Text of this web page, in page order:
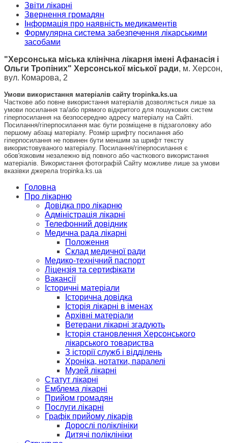
Звіти лікарні
Звернення громадян
Інформація про наявність медикаментів
Формулярна система забезпечення лікарськими
засобами
"Херсонська міська клінічна лікарня імені Афанасія і
Ольги Тропіних" Херсонської міської ради, м. Херсон,
вул. Комарова, 2
Умови використання матеріалів сайту tropinka.ks.ua
Часткове або повне використання матеріалів дозволяється лише за
умови посилання та/або прямого відкритого для пошукових систем
гіперпосилання на безпосередню адресу матеріалу на Сайті.
Посилання/гіперпосилання має бути розміщене в підзаголовку або
першому абзаці матеріалу. Розмір шрифту посилання або
гіперпосилання не повинен бути меншим за шрифт тексту
використовуваного матеріалу. Посилання/гіперпосилання є
обов'язковим незалежно від повного або часткового використання
матеріалів. Використання фотографій Сайту можливе лише за умови
вказівки джерела tropinka.ks.ua
Головна
Про лікарню
Довідка про лікарню
Адміністрація лікарні
Телефонний довідник
Медична рада лікарні
Положення
Склад медичної ради
Медико-технічний паспорт
Ліцензія та сертифікати
Вакансії
Історичні матеріали
Історична довідка
Історія лікарні в іменах
Архівні матеріали
Ветерани лікарні згадують
Історія становлення Херсонського
лікарського товариства
З історії служб і відділень
Хроніка, нотатки, паралелі
Музей лікарні
Статут лікарні
Емблема лікарні
Прийом громадян
Послуги лікарні
Графік прийому лікарів
Дорослі поліклініки
Дитячі поліклініки